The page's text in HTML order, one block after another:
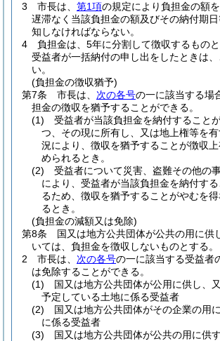
3
市長は、 第1項の規定により負担金の額を
遅滞なく当該負担金の額及びその納付期
知しなければならない。
4
負担金は、5年に分割して徴収するものと
受益者が一括納付の申し出をしたときは
い。
(負担金の徴収猶予)
第7条
市長は、 次の各号の一に該当する場
担金の徴収を猶予することができる。
(1)
受益者が当該負担金を納付すること
つ、その現に所有し、又は地上権等を
況により、徴収を猶予することが徴収
められるとき。
(2)
受益者について災害、盗難その他の
により、受益者が当該負担金を納付す
るため、徴収を猶予することがやむを
るとき。
(負担金の減額又は免除)
第8条
国又は地方公共団体が公共の用に供
いては、負担金を徴収しないものとする。
2
市長は、 次の各号の一に該当する受益者
は免除することができる。
(1)
国又は地方公共団体が公用に供し、
予定している土地に係る受益者
(2)
国又は地方公共団体がその企業の用
に係る受益者
(3)
国又は地方公共団体が公共の用に供